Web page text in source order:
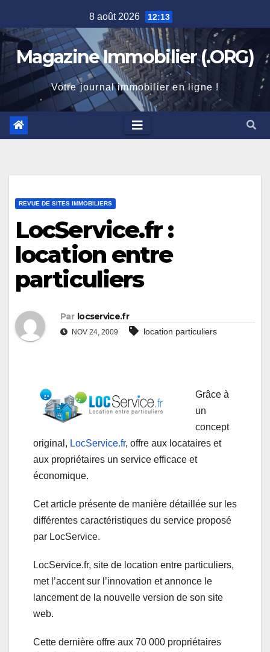
to
content
8 août 2026 12:13
Magazine Immobilier (.ORG)
Votre journal immobilier en ligne !
REVUE DE SITES IMMOBILIERS
LocService.fr :
location entre
particuliers
Par locservice.fr
NOV 24, 2009 location particuliers
Grâce à
un
concept
original, LocService.fr, offre aux locataires et
aux propriétaires un service efficace et
économique.
Cet article présente de manière détaillée sur les
différentes caractéristiques du service proposé
par LocService.
LocService.fr, site de location entre particuliers,
met l’accent sur l’innovation et annonce le
lancement de la nouvelle version de son site
web.
Cette dernière offre aux 70 000 propriétaires